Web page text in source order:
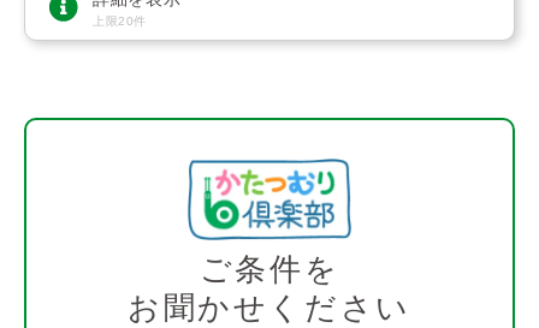
上限20件
ご条件を
お聞かせください